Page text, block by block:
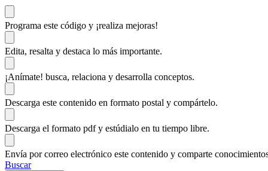
Programa este código y ¡realiza mejoras!
Edita, resalta y destaca lo más importante.
¡Anímate! busca, relaciona y desarrolla conceptos.
Descarga este contenido en formato postal y compártelo.
Descarga el formato pdf y estúdialo en tu tiempo libre.
Envía por correo electrónico este contenido y comparte
Buscar